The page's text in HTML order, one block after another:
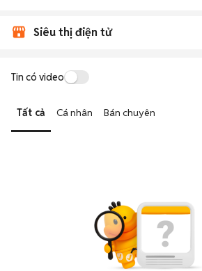
Siêu thị điện tử
Tin có video
Tất cả Cá nhân Bán chuyên